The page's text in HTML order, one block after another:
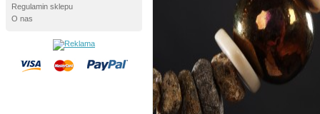
Regulamin sklepu
O nas